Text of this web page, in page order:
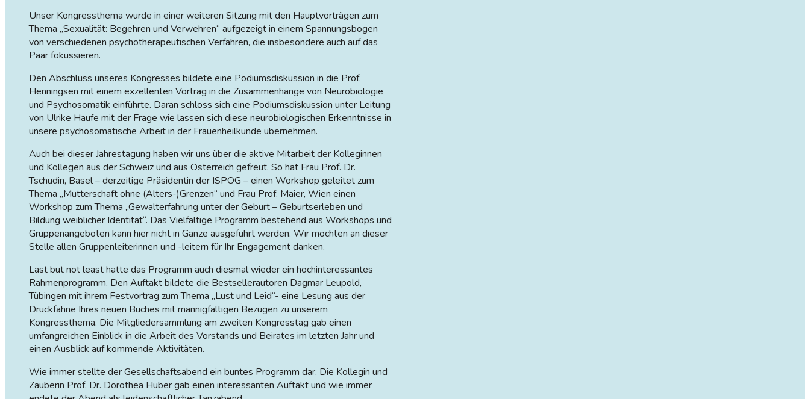
Unser Kongressthema wurde in einer weiteren Sitzung mit den Hauptvorträgen zum
Thema „Sexualität: Begehren und Verwehren“ aufgezeigt in einem Spannungsbogen
von verschiedenen psychotherapeutischen Verfahren, die insbesondere auch auf das
Paar fokussieren.
Den Abschluss unseres Kongresses bildete eine Podiumsdiskussion in die Prof.
Henningsen mit einem exzellenten Vortrag in die Zusammenhänge von Neurobiologie
und Psychosomatik einführte. Daran schloss sich eine Podiumsdiskussion unter Leitung
von Ulrike Haufe mit der Frage wie lassen sich diese neurobiologischen Erkenntnisse in
unsere psychosomatische Arbeit in der Frauenheilkunde übernehmen.
Auch bei dieser Jahrestagung haben wir uns über die aktive Mitarbeit der Kolleginnen
und Kollegen aus der Schweiz und aus Österreich gefreut. So hat Frau Prof. Dr.
Tschudin, Basel – derzeitige Präsidentin der ISPOG – einen Workshop geleitet zum
Thema „Mutterschaft ohne (Alters-)Grenzen“ und Frau Prof. Maier, Wien einen
Workshop zum Thema „Gewalterfahrung unter der Geburt – Geburtserleben und
Bildung weiblicher Identität“. Das Vielfältige Programm bestehend aus Workshops und
Gruppenangeboten kann hier nicht in Gänze ausgeführt werden. Wir möchten an dieser
Stelle allen Gruppenleiterinnen und -leitern für Ihr Engagement danken.
Last but not least hatte das Programm auch diesmal wieder ein hochinteressantes
Rahmenprogramm. Den Auftakt bildete die Bestsellerautoren Dagmar Leupold,
Tübingen mit ihrem Festvortrag zum Thema „Lust und Leid“- eine Lesung aus der
Druckfahne Ihres neuen Buches mit mannigfaltigen Bezügen zu unserem
Kongressthema. Die Mitgliedersammlung am zweiten Kongresstag gab einen
umfangreichen Einblick in die Arbeit des Vorstands und Beirates im letzten Jahr und
einen Ausblick auf kommende Aktivitäten.
Wie immer stellte der Gesellschaftsabend ein buntes Programm dar. Die Kollegin und
Zauberin Prof. Dr. Dorothea Huber gab einen interessanten Auftakt und wie immer